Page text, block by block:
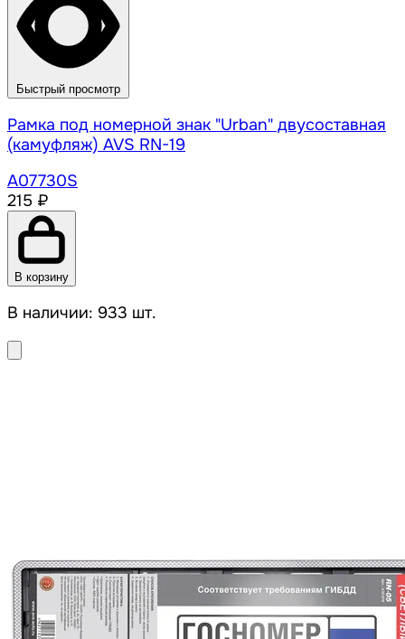
Быстрый просмотр
Рамка под номерной знак "Urban" двусоставная
(камуфляж) AVS RN-19
A07730S
215 ₽
В корзину
В наличии: 933 шт.